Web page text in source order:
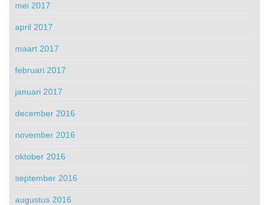
mei 2017
april 2017
maart 2017
februari 2017
januari 2017
december 2016
november 2016
oktober 2016
september 2016
augustus 2016